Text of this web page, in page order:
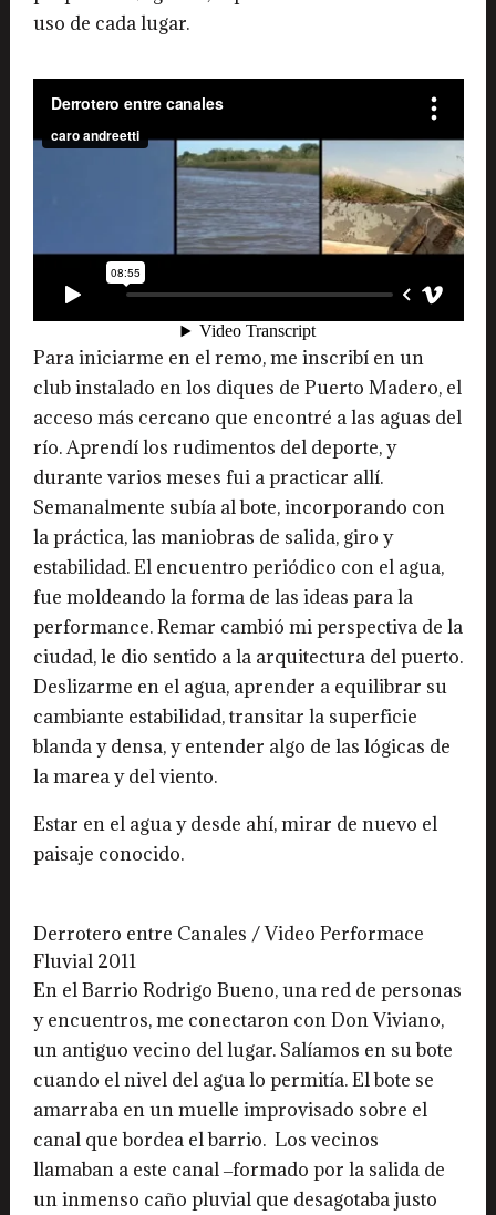
uso de cada lugar.
Para iniciarme en el remo, me inscribí en un
club instalado en los diques de Puerto Madero, el
acceso más cercano que encontré a las aguas del
río. Aprendí los rudimentos del deporte, y
durante varios meses fui a practicar allí.
Semanalmente subía al bote, incorporando con
la práctica, las maniobras de salida, giro y
estabilidad. El encuentro periódico con el agua,
fue moldeando la forma de las ideas para la
performance. Remar cambió mi perspectiva de la
ciudad, le dio sentido a la arquitectura del puerto.
Deslizarme en el agua, aprender a equilibrar su
cambiante estabilidad, transitar la superficie
blanda y densa, y entender algo de las lógicas de
la marea y del viento.
Estar en el agua y desde ahí, mirar de nuevo el
paisaje conocido.
Derrotero entre Canales / Video Performace
Fluvial 2011
En el Barrio Rodrigo Bueno, una red de personas
y encuentros, me conectaron con Don Viviano,
un antiguo vecino del lugar. Salíamos en su bote
cuando el nivel del agua lo permitía. El bote se
amarraba en un muelle improvisado sobre el
canal que bordea el barrio. Los vecinos
llamaban a este canal ‒formado por la salida de
un inmenso caño pluvial que desagotaba justo